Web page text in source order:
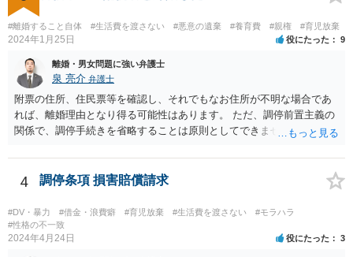
考えられるなら(ご心労を考えるとその方が良いかもしれません)、早め
にご相談を行かれる方が良いかもしれません(法テラスを利用されると
費用は相当抑えられるかと思います)。 損害賠償、間接強制について
容によりますので(従前の調停段階で具体的な面会の方法まで特定され
ていれば間接強制が認められる可能性も高いです)、早めにご相談され
ることをお勧めします。 ご自身にとって納得できる方向で進められる
ことをお祈りしております。
#離婚すること自体 #生活費を渡さない #悪意の遺棄 #養育費 #親権 #育児放棄
2024年1月25日 役にたった 9
離婚・男女問題に強い弁護士
泉 亮介 弁護士
附票の住所、住民票等を確認し、それでもなお住所が不明な場合であ
れば、離婚理由となり得る可能性はあります。 ただ、調停前置主義の
関係で、調停手続きを省略することは原則としてできません。また、
を考える必要があるでしょう。 ご自身で対応が難しければ弁護士を立
てた方が良いかと思われます。 調停においては、相手と直接会うとい
うことは基本的にないため、代理人とご本人と裁判所で話をしていく
形となります。
4 調停条項 損害賠償請求
#DV・暴力 #借金・浪費癖 #育児放棄 #生活費を渡さない
#モラハラ
#性格の不一致
2024年4月24日 役にたった 3